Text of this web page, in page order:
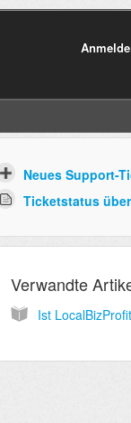
Neues Support-
Ticketstatus
Verwandte